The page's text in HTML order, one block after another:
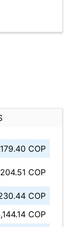
COP
COP
COP
COP